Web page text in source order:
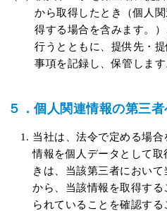
から取得したとき（個人
得する場合を含みます。
行うとともに、提供先・
事項を記録し、保管します
５．個人関連情報の第三
当社は、法令で定める場
情報を個人データとして
きは、当該第三者におい
から、当該情報を取得す
られていることを確認す